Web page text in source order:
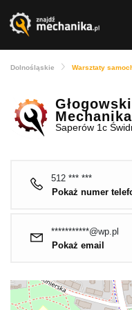
Dolnośląskie Warsztaty
Saperów 1c
512 *** ***
Pokaż numer
***********@wp.pl
Pokaż email